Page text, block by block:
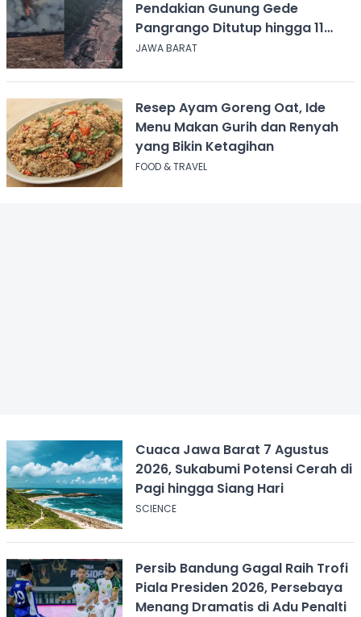
Pendakian Gunung Gede
Pangrango Ditutup hingga 11
Agustus 2026
JAWA BARAT
Resep Ayam Goreng Oat, Ide
Menu Makan Gurih dan Renyah
yang Bikin Ketagihan
FOOD & TRAVEL
Cuaca Jawa Barat 7 Agustus
2026, Sukabumi Potensi Cerah di
Pagi hingga Siang Hari
SCIENCE
Persib Bandung Gagal Raih Trofi
Piala Presiden 2026, Persebaya
Menang Dramatis di Adu Penalti